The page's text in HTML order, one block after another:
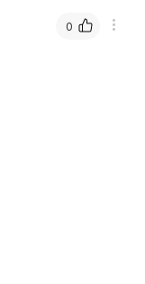
틴,혼합형토코페롤,아
합제(염화칼륨,황산
(소르빈산칼륨),비타
비타민A,비타민B2
102호,식용색소황색
고기),야채(사탕무,완
화방지제(BHA,BHT),
0